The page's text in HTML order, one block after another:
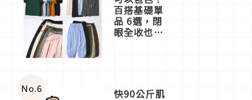
百搭基礎單
品 6選，閉
眼全收也不
No.6 快90公斤肌